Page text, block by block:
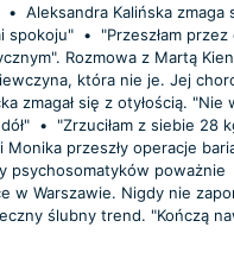
• Aleksandra Kalińska zmaga
spokoju" •
"Przeszłam
Rozmowa z Martą
która nie je. Jej
zmagał się z otyłością. "Nie
•
"Zrzuciłam z siebie 28
przeszły operacje
psychosomatyków poważnie
w Warszawie. Nigdy nie
ślubny trend. "Kończą